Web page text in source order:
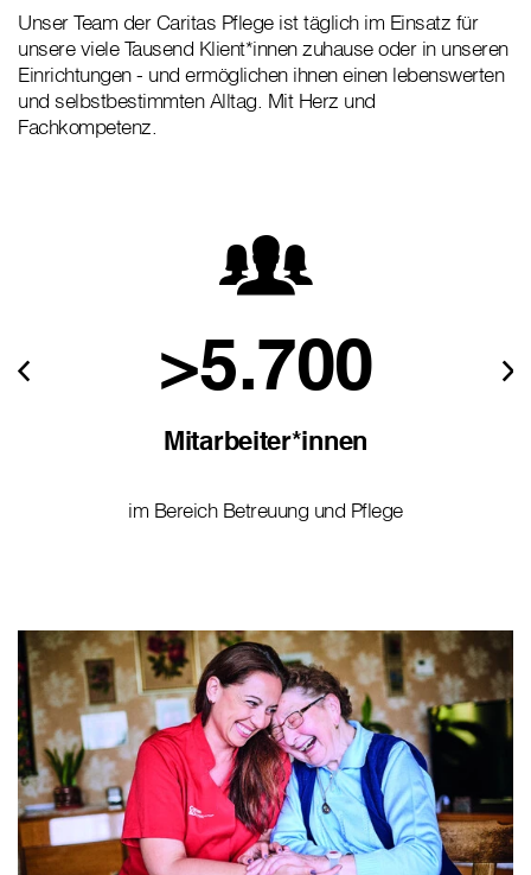
Unser Team der Caritas Pflege ist täglich im Einsatz für
unsere viele Tausend Klient*innen zuhause oder in unseren
Einrichtungen - und ermöglichen ihnen einen lebenswerten
und selbstbestimmten Alltag. Mit Herz und
Fachkompetenz.
>5.700
Mitarbeiter*innen
im Bereich Betreuung und Pflege